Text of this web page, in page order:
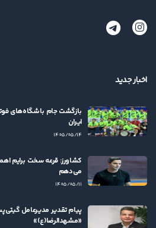
اخبار جدید
بازگشت جام باشگاه‌های
ایران
۱۴۰۵/۰۵/۱۴
کشاورز: قرعه سخت برایم
می‌دهم
۱۴۰۵/۰۵/۱۱
پیام تقدیر مدیرعامل
«مشهدالرضا(ع)»